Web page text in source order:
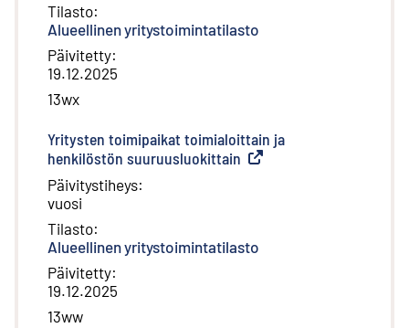
Tilasto:
Alueellinen yritystoimintatilasto
Päivitetty:
19.12.2025
13wx
Yritysten toimipaikat toimialoittain ja
henkilöstön suuruusluokittain Ulkoinen linkki
Päivitystiheys:
vuosi
Tilasto:
Alueellinen yritystoimintatilasto
Päivitetty:
19.12.2025
13ww